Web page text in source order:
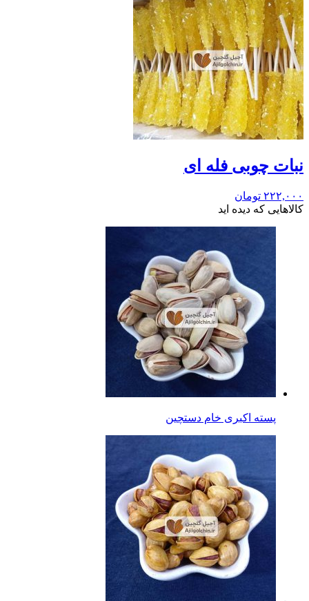
نبات چوبی فله ای
۲۲۲,۰۰۰ تومان
کالاهایی که دیده اید
پسته اکبری خام دستچین